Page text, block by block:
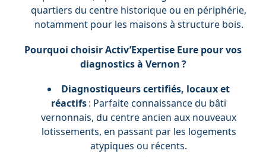
quartiers du centre historique ou en périphérie,
notamment pour les maisons à structure bois.
Pourquoi choisir Activ’Expertise Eure pour vos
diagnostics à Vernon ?
Diagnostiqueurs certifiés, locaux et
réactifs: Parfaite connaissance du bâti
vernonnais, du centre ancien aux nouveaux
lotissements, en passant par les logements
atypiques ou récents.